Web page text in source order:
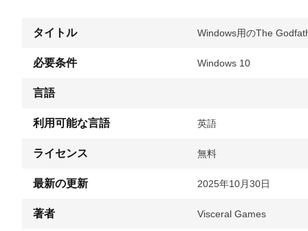
タイトル Windows用のThe
必要条件 Windows 10
言語
利用可能な言語 英語
ライセンス 無料
最新の更新 2025年10月30日
著者 Visceral Games